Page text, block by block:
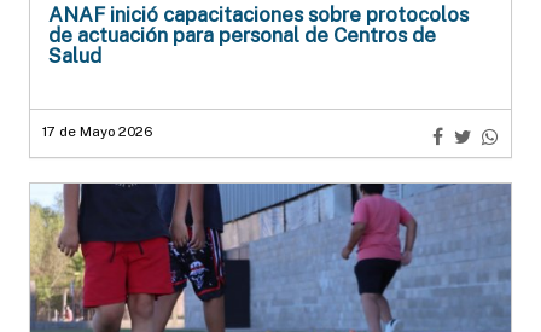
ANAF inició capacitaciones sobre protocolos
de actuación para personal de Centros de
Salud
17 de Mayo 2026